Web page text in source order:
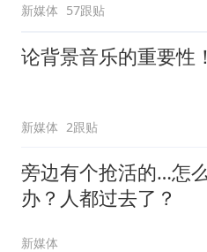
新媒体 57跟贴
论背景音乐的重要性
新媒体 2跟贴
旁边有个抢活的…怎
办？人都过去了？
新媒体